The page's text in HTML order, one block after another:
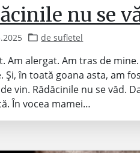
nu se
de sufletel
Am alergat. Am tras de
Și, în toată goana asta, am
vin. Rădăcinile nu se văd.
În vocea mamei…